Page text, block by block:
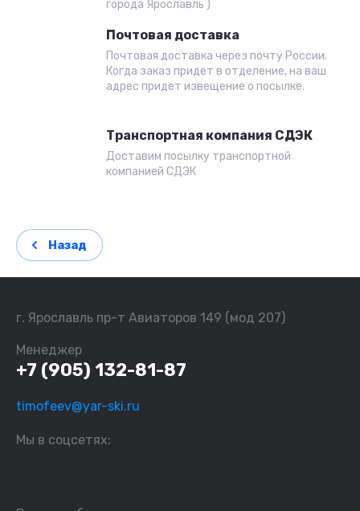
города Ярославль )
Почтовая доставка
Почтовая доставка через почту России.
Когда заказ придет в отделение, на ваш
адрес придет извещение о посылке.
Транспортная компания СДЭК
Доставим посылку транспортной
компанией СДЭК
Назад
г. Ярославль пр-т Авиаторов 149 (мод 207)
Менеджер
+7 (905) 132-81-87
timofeev@yar-ski.ru
Мы в соцсетях: